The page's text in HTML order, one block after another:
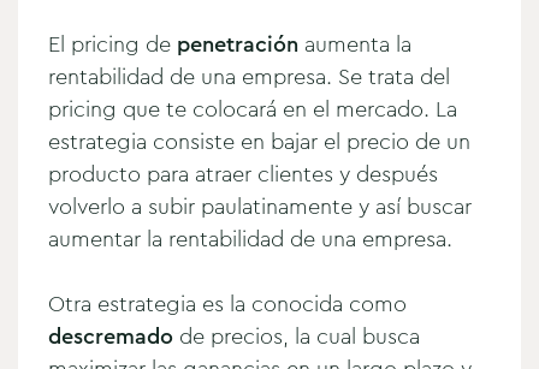
El pricing de penetración aumenta la
rentabilidad de una empresa. Se trata del
pricing que te colocará en el mercado. La
estrategia consiste en bajar el precio de un
producto para atraer clientes y después
volverlo a subir paulatinamente y así buscar
aumentar la rentabilidad de una empresa.
Otra estrategia es la conocida como
descremado de precios, la cual busca